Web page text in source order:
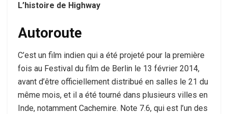
L’histoire de Highway
Autoroute
C’est un film indien qui a été projeté pour la première
fois au Festival du film de Berlin le 13 février 2014,
avant d’être officiellement distribué en salles le 21 du
même mois, et il a été tourné dans plusieurs villes en
Inde, notamment Cachemire. Note 7.6, qui est l’un des